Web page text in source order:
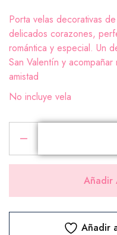
Porta velas decorativas
delicados corazones,
romántica y especial. Un
San Valentín y
amistad
No incluye vela
Añadir
Añadir